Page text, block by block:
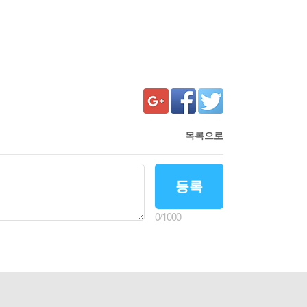
목록으로
등록
0/1000